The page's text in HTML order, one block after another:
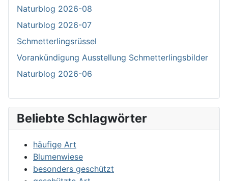
Naturblog 2026-08
Naturblog 2026-07
Schmetterlingsrüssel
Vorankündigung Ausstellung Schmetterlingsbilder
Naturblog 2026-06
Beliebte Schlagwörter
häufige Art
Blumenwiese
besonders geschützt